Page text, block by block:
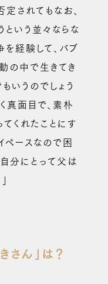
定されてもなお、
いう並々ならな
経験して、バブ
の中で生きてき
いうのでしょう
真面目で、素朴
くれたことにす
ペースなので困
自分にとって父は
さん」は？